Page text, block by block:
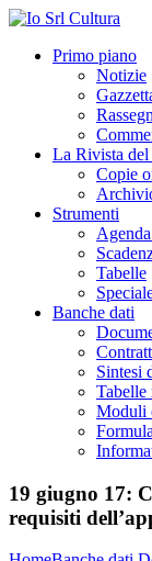
Primo piano
Notizie
La Rivista
Copie
Strumenti
Tabelle
Banche dati
Sintesi
Tabelle
Moduli
19 giugno 17:
requisiti